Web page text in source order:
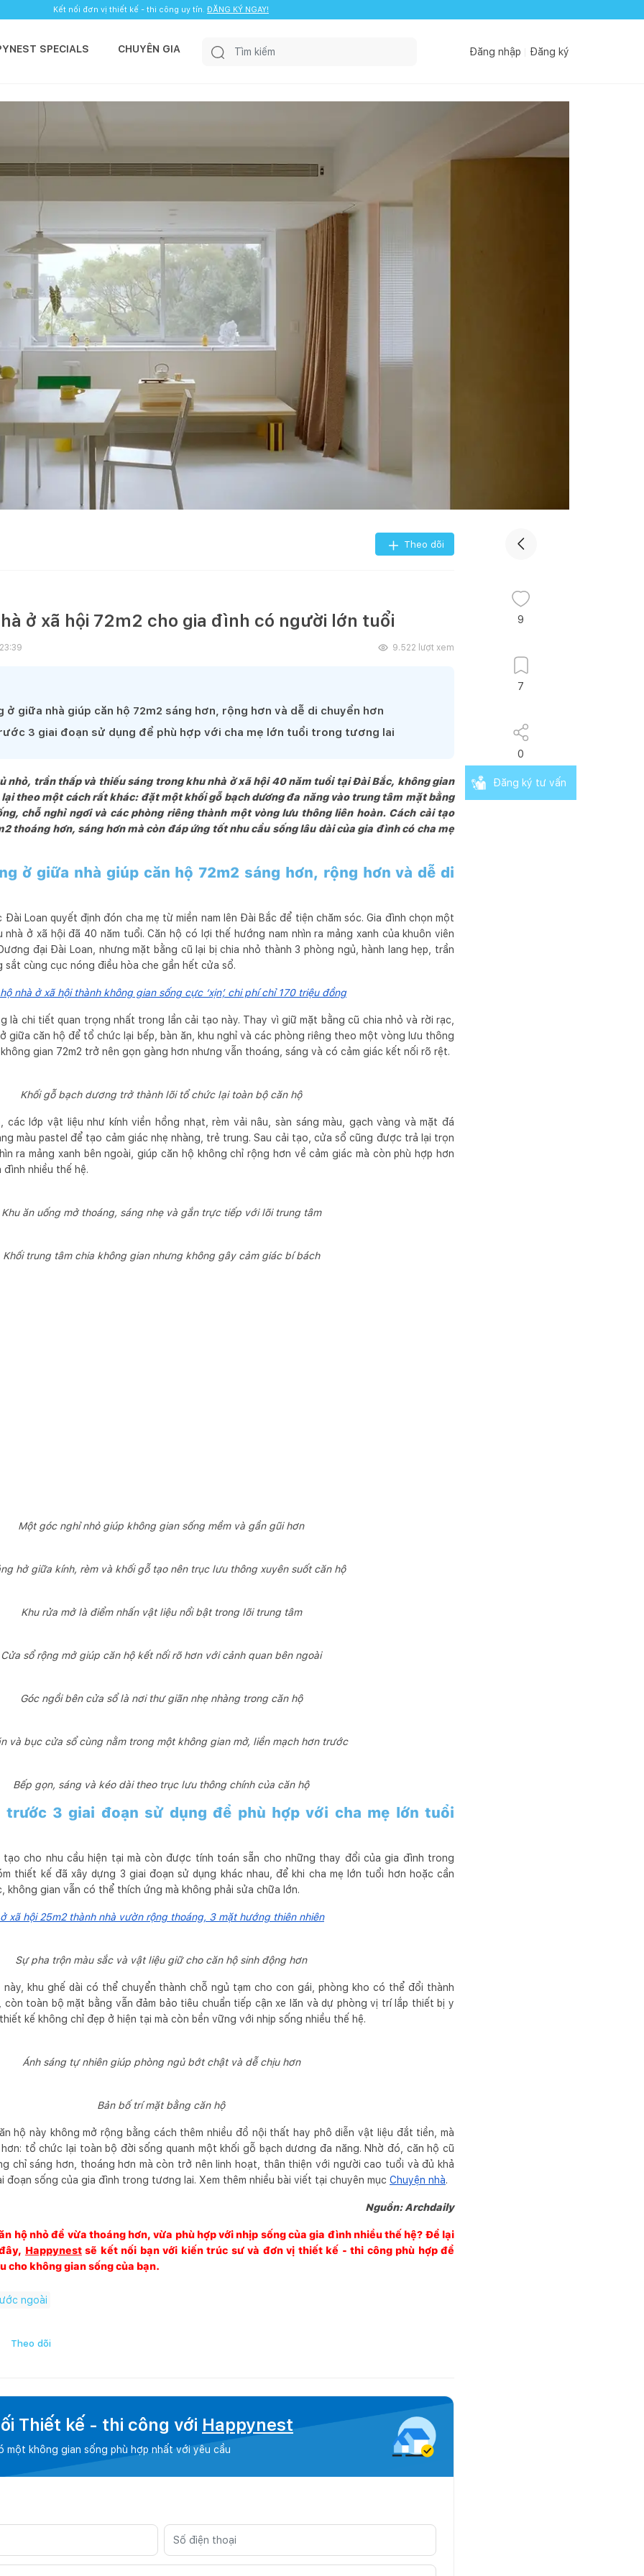
Kết nối đơn vị thiết kế - thi công uy tín. ĐĂNG KÝ NGAY!
SPECIALS CHUYÊN GIA Đăng nhập Đăng ký
Theo dõi
ở xã hội 72m2 cho gia đình có người lớn tuổi
9.522 lượt xem
ở giữa nhà giúp căn hộ 72m2 sáng hơn, rộng hơn và dễ di chuyển hơn
3 giai đoạn sử dụng để phù hợp với cha mẹ lớn tuổi trong tương lai
nhỏ, trần thấp và thiếu sáng trong khu nhà ở xã hội 40 năm tuổi tại Đài Bắc, không gian
theo một cách rất khác: đặt một khối gỗ bạch dương đa năng vào trung tâm mặt bằng
chỗ nghỉ ngơi và các phòng riêng thành một vòng lưu thông liên hoàn. Cách cải tạo
thoáng hơn, sáng hơn mà còn đáp ứng tốt nhu cầu sống lâu dài của gia đình có cha mẹ
ở giữa nhà giúp căn hộ 72m2 sáng hơn, rộng hơn và dễ di
Đài Loan quyết định đón cha mẹ từ miền nam lên Đài Bắc để tiện chăm sóc. Gia đình chọn một
nhà ở xã hội đã 40 năm tuổi. Căn hộ có lợi thế hướng nam nhìn ra mảng xanh của khuôn viên
đại Đài Loan, nhưng mặt bằng cũ lại bị chia nhỏ thành 3 phòng ngủ, hành lang hẹp, trần
sắt cùng cục nóng điều hòa che gần hết cửa sổ.
nhà ở xã hội thành không gian sống cực ‘xịn’, chi phí chỉ 170 triệu đồng
là chi tiết quan trọng nhất trong lần cải tạo này. Thay vì giữ mặt bằng cũ chia nhỏ và rời rạc,
giữa căn hộ để tổ chức lại bếp, bàn ăn, khu nghỉ và các phòng riêng theo một vòng lưu thông
gian 72m2 trở nên gọn gàng hơn nhưng vẫn thoáng, sáng và có cảm giác kết nối rõ rệt.
Khối gỗ bạch dương trở thành lõi tổ chức lại toàn bộ căn hộ
các lớp vật liệu như kính viền hồng nhạt, rèm vải nâu, sàn sáng màu, gạch vàng và mặt đá
màu pastel để tạo cảm giác nhẹ nhàng, trẻ trung. Sau cải tạo, cửa sổ cũng được trả lại trọn
ra mảng xanh bên ngoài, giúp căn hộ không chỉ rộng hơn về cảm giác mà còn phù hợp hơn
đình nhiều thế hệ.
Khu ăn uống mở thoáng, sáng nhẹ và gắn trực tiếp với lõi trung tâm
Khối trung tâm chia không gian nhưng không gây cảm giác bí bách
Một góc nghỉ nhỏ giúp không gian sống mềm và gần gũi hơn
hở giữa kính, rèm và khối gỗ tạo nên trục lưu thông xuyên suốt căn hộ
Khu rửa mở là điểm nhấn vật liệu nổi bật trong lõi trung tâm
Cửa sổ rộng mở giúp căn hộ kết nối rõ hơn với cảnh quan bên ngoài
Góc ngồi bên cửa sổ là nơi thư giãn nhẹ nhàng trong căn hộ
và bục cửa sổ cùng nằm trong một không gian mở, liền mạch hơn trước
Bếp gọn, sáng và kéo dài theo trục lưu thông chính của căn hộ
trước 3 giai đoạn sử dụng để phù hợp với cha mẹ lớn tuổi
cho nhu cầu hiện tại mà còn được tính toán sẵn cho những thay đổi của gia đình trong
thiết kế đã xây dựng 3 giai đoạn sử dụng khác nhau, để khi cha mẹ lớn tuổi hơn hoặc cần
không gian vẫn có thể thích ứng mà không phải sửa chữa lớn.
xã hội 25m2 thành nhà vườn rộng thoáng, 3 mặt hướng thiên nhiên
Sự pha trộn màu sắc và vật liệu giữ cho căn hộ sinh động hơn
khu ghế dài có thể chuyển thành chỗ ngủ tạm cho con gái, phòng kho có thể đổi thành
còn toàn bộ mặt bằng vẫn đảm bảo tiêu chuẩn tiếp cận xe lăn và dự phòng vị trí lắp thiết bị y
kế không chỉ đẹp ở hiện tại mà còn bền vững với nhịp sống nhiều thế hệ.
Ánh sáng tự nhiên giúp phòng ngủ bớt chật và dễ chịu hơn
Bản bố trí mặt bằng căn hộ
hộ này không mở rộng bằng cách thêm nhiều đồ nội thất hay phô diễn vật liệu đắt tiền, mà
tổ chức lại toàn bộ đời sống quanh một khối gỗ bạch dương đa năng. Nhờ đó, căn hộ cũ
chỉ sáng hơn, thoáng hơn mà còn trở nên linh hoạt, thân thiện với người cao tuổi và đủ khả
đoạn sống của gia đình trong tương lai. Xem thêm nhiều bài viết tại chuyên mục Chuyện nhà.
Nguồn: Archdaily
hộ nhỏ để vừa thoáng hơn, vừa phù hợp với nhịp sống của gia đình nhiều thế hệ? Để lại
Happynestsẽ kết nối bạn với kiến trúc sư và đơn vị thiết kế - thi công phù hợp để
cho không gian sống của bạn.
ngoài
Theo dõi
Thiết kế - thi công với Happynest
một không gian sống phù hợp nhất với yêu cầu
9
7
0
Đăng ký tư vấn